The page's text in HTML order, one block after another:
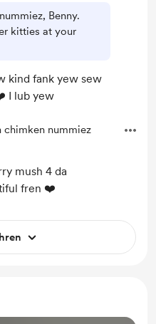
Benny.
kitties at your
kind fank yew sew
I lub yew
chimken nummiez
mush 4 da
fren ❤️